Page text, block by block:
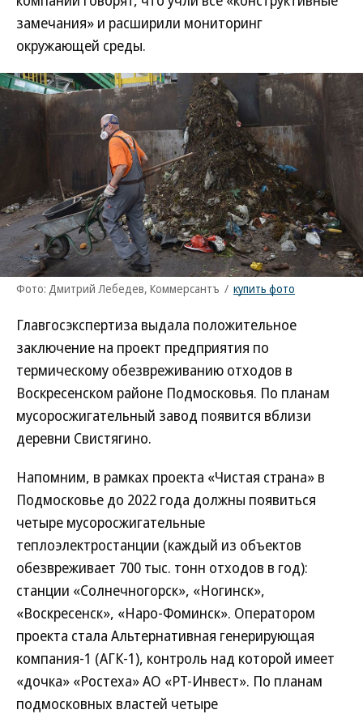
замечания» и расширили мониторинг
окружающей среды.
Фото: Дмитрий Лебедев, Коммерсантъ / купить фото
Главгосэкспертиза выдала положительное
заключение на проект предприятия по
термическому обезвреживанию отходов в
Воскресенском районе Подмосковья. По планам
мусоросжигательный завод появится вблизи
деревни Свистягино.
Напомним, в рамках проекта «Чистая страна» в
Подмосковье до 2022 года должны появиться
четыре мусоросжигательные
теплоэлектростанции (каждый из объектов
обезвреживает 700 тыс. тонн отходов в год):
станции «Солнечногорск», «Ногинск»,
«Воскресенск», «Наро-Фоминск». Оператором
проекта стала Альтернативная генерирующая
компания-1 (АГК-1), контроль над которой имеет
«дочка» «Ростеха» АО «РТ-Инвест». По планам
подмосковных властей четыре